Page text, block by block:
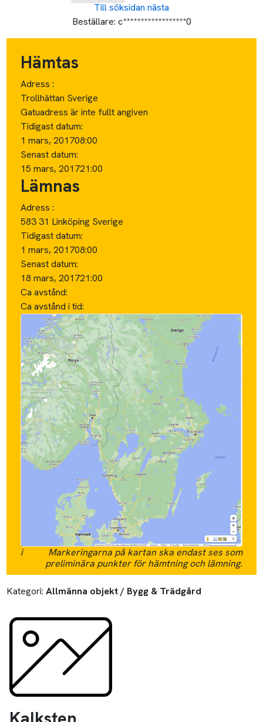
Till söksidan nästa
Beställare: c******************0
Hämtas
Adress :
Trollhättan Sverige
Gatuadress är inte fullt angiven
Tidigast datum:
1 mars, 201708:00
Senast datum:
15 mars, 201721:00
Lämnas
Adress :
583 31 Linköping Sverige
Tidigast datum:
1 mars, 201708:00
Senast datum:
18 mars, 201721:00
Ca avstånd:
Ca avstånd i tid:
i
Markeringarna på kartan ska endast ses som
preliminära punkter för hämtning och lämning.
Kategori: Allmänna objekt / Bygg & Trädgård